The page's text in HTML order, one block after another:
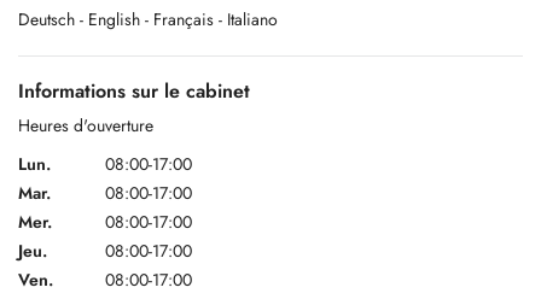
Deutsch - English - Français - Italiano
Informations sur le cabinet
Heures d'ouverture
Lun.
08:00-17:00
Mar.
08:00-17:00
Mer.
08:00-17:00
Jeu.
08:00-17:00
Ven.
08:00-17:00